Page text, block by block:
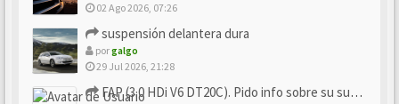
02 Ago 2026, 07:26
suspensión delantera dura
porgalgo
29 Jul 2026, 21:28
FAP (3.0 HDi V6 DT20C). Pido info sobre su sustitución